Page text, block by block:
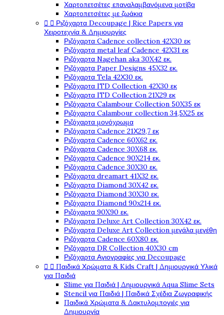
Χαρτοπετσέτες επαναλαμβανόμενα μοτίβα
Χαρτοπετσέτες με ζωάκια
  Ριζόχαρτα Decoupage | Rice Papers για
Χειροτεχνία & Δημιουργίες
Ριζόχαρτα Cadence collection 42X30 εκ
Ριζόχαρτα metal leaf Cadence 42X31 εκ
Ριζόχαρτα Nagehan aka 30X42 εκ.
Ριζόχαρτα Paper Designs 45X32 εκ.
Ριζόχαρτα Tela 42Χ30 εκ.
Ριζόχαρτα ITD Collection 42X30 εκ
Ριζόχαρτα ITD Collection 21X29 εκ
Ριζόχαρτα Calambour Collection 50X35 εκ
Ριζόχαρτα Calambour collection 34,5X25 εκ
Ριζόχαρτα μονόχρωμα
Ριζόχαρτα Cadence 21Χ29,7 εκ
Ριζόχαρτα Cadence 60X62 εκ.
Ριζόχαρτα Cadence 30X68 εκ.
Ριζόχαρτα Cadence 90X214 εκ.
Ριζόχαρτα Cadence 30X30 εκ.
Ριζόχαρτα dreamart 41X32 εκ.
Ριζόχαρτα Diamond 30X42 εκ.
Ριζόχαρτα Diamond 30X30 εκ.
Ριζόχαρτα Diamond 90x214 εκ.
Ριζόχαρτα 90X90 εκ.
Ριζόχαρτα Deluxe Art Collection 30X42 εκ.
Ριζόχαρτα Deluxe Art Collection μεγάλα μεγέθη
Ριζόχαρτα Cadence 60X80 εκ.
Ριζόχαρτα DR Collection 40X30 cm
Ριζόχαρτα Αγιογραφίες για Decoupage
  Παιδικά Χρώματα & Kids Craft | Δημιουργικά Υλικά
για Παιδιά
Slime για Παιδιά | Δημιουργικά Aqua Slime Sets
Stencil για Παιδιά | Παιδικά Σχέδια Ζωγραφικής
Παιδικά Χρώματα & Δακτυλομπογιές για
Δημιουργία